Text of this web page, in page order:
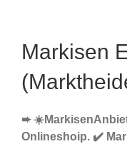
Markisen
➨
Onlineshoip. ✔️